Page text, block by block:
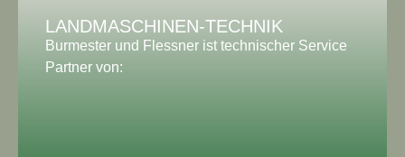
LANDMASCHINEN-TECHNIK
Burmester und Flessner ist technischer Service
Partner von: